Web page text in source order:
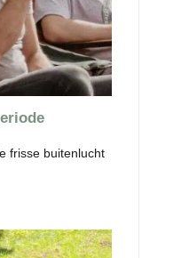
frisse buitenlucht